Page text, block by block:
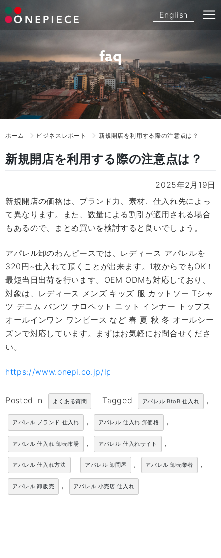
Skip
to
English
faq
ホーム ビジネスレポート 新規開店を利用する際の注意点は？
新規開店を利用する際の注意点は？
2025年2月19日
新規開店の価格は、ブランド力、素材、仕入れ先によっ
て異なります。また、数量による割引が適用される場合
もあるので、まとめ買いを検討すると良いでしょう。
アパレル卸のわんピースでは、レディース アパレルを
320円~仕入れて頂くことが出来ます。1枚からでもOK！
最短当日出荷を行います。OEM ODMも対応しており、
対象は、レディース メンズ キッズ 服 カットソー Tシャ
ツ デニム パンツ サロペット ニット インナー トップス
オールインワン ワンピース など 春 夏 秋 冬 オールシー
ズンで対応しています。まずはお気軽にお問合せくださ
い。
https://www.onepi.co.jp/lp
Posted in よくある質問 Tagged アパレル BtoB 仕入れ ,
アパレル ブランド 仕入れ , アパレル 仕入れ 卸価格 ,
アパレル 仕入れ 卸売市場 , アパレル 仕入れサイト ,
アパレル 仕入れ方法 , アパレル 卸問屋 , アパレル 卸売業者 ,
アパレル 卸販売 , アパレル 小売店 仕入れ